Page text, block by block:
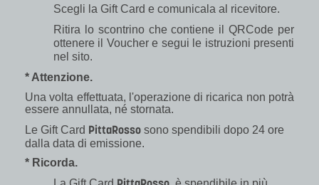
Scegli la Gift Card e comunicala al ricevitore.
Ritira lo scontrino che contiene il QRCode per
ottenere il Voucher e segui le istruzioni presenti
nel sito.
* Attenzione.
Una volta effettuata, l'operazione di ricarica non potrà
essere annullata, né stornata.
Le Gift Card PittaRosso sono spendibili dopo 24 ore
dalla data di emissione.
* Ricorda.